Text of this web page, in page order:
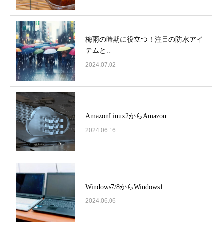
梅雨の時期に役立つ！注目の防水アイ
テムと...
2024.07.02
AmazonLinux2からAmazon...
2024.06.16
Windows7/8からWindows1...
2024.06.06